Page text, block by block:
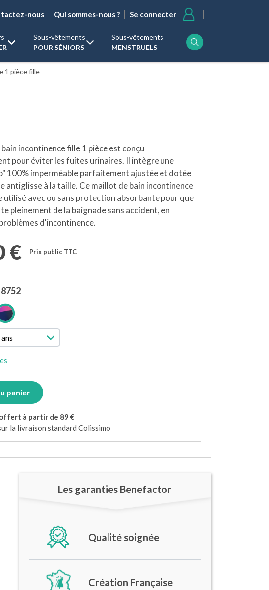
nous Qui sommes-nous ?
User
Se connecter
Sous-vêtements
POUR SÉNIORS
Sous-vêtements
MENSTRUELS
1 pièce fille
incontinence fille 1 pièce est conçu
pour éviter les fuites urinaires. Il intègre une
100% imperméable parfaitement ajustée et dotée
antiglisse à la taille. Ce maillot de bain incontinence
utilisé avec ou sans protection absorbante pour que
pleinement de la baignade sans accident, en
d'incontinence.
€ Prix public TTC
8752
panier
à partir de 89 €
la livraison standard Colissimo
Les garanties Benefactor
Qualité soignée
Création Française